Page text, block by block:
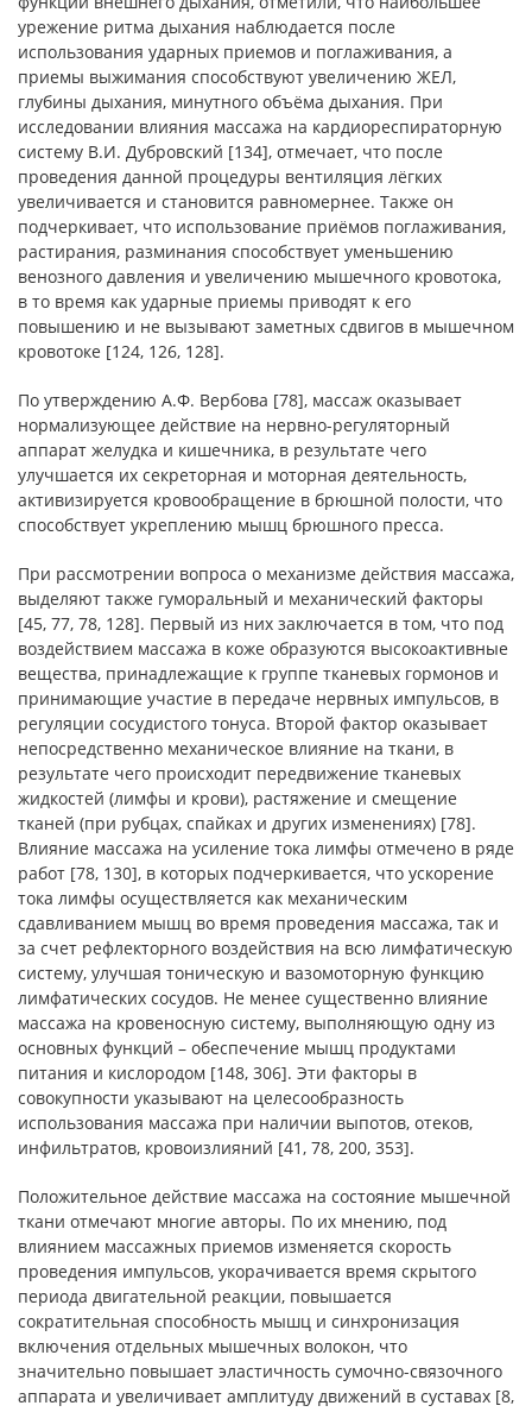
урежение ритма дыхания наблюдается после
использования ударных приемов и поглаживания, а
приемы выжимания способствуют увеличению ЖЕЛ,
глубины дыхания, минутного объёма дыхания. При
исследовании влияния массажа на кардиореспираторную
систему В.И. Дубровский [134], отмечает, что после
проведения данной процедуры вентиляция лёгких
увеличивается и становится равномернее. Также он
подчеркивает, что использование приёмов поглаживания,
растирания, разминания способствует уменьшению
венозного давления и увеличению мышечного кровотока,
в то время как ударные приемы приводят к его
повышению и не вызывают заметных сдвигов в мышечном
кровотоке [124, 126, 128].
По утверждению А.Ф. Вербова [78], массаж оказывает
нормализующее действие на нервно-регуляторный
аппарат желудка и кишечника, в результате чего
улучшается их секреторная и моторная деятельность,
активизируется кровообращение в брюшной полости, что
способствует укреплению мышц брюшного пресса.
При рассмотрении вопроса о механизме действия массажа,
выделяют также гуморальный и механический факторы
[45, 77, 78, 128]. Первый из них заключается в том, что под
воздействием массажа в коже образуются высокоактивные
вещества, принадлежащие к группе тканевых гормонов и
принимающие участие в передаче нервных импульсов, в
регуляции сосудистого тонуса. Второй фактор оказывает
непосредственно механическое влияние на ткани, в
результате чего происходит передвижение тканевых
жидкостей (лимфы и крови), растяжение и смещение
тканей (при рубцах, спайках и других изменениях) [78].
Влияние массажа на усиление тока лимфы отмечено в ряде
работ [78, 130], в которых подчеркивается, что ускорение
тока лимфы осуществляется как механическим
сдавливанием мышц во время проведения массажа, так и
за счет рефлекторного воздействия на всю лимфатическую
систему, улучшая тоническую и вазомоторную функцию
лимфатических сосудов. Не менее существенно влияние
массажа на кровеносную систему, выполняющую одну из
основных функций – обеспечение мышц продуктами
питания и кислородом [148, 306]. Эти факторы в
совокупности указывают на целесообразность
использования массажа при наличии выпотов, отеков,
инфильтратов, кровоизлияний [41, 78, 200, 353].
Положительное действие массажа на состояние мышечной
ткани отмечают многие авторы. По их мнению, под
влиянием массажных приемов изменяется скорость
проведения импульсов, укорачивается время скрытого
периода двигательной реакции, повышается
сократительная способность мышц и синхронизация
включения отдельных мышечных волокон, что
значительно повышает эластичность сумочно-связочного
аппарата и увеличивает амплитуду движений в суставах [8,